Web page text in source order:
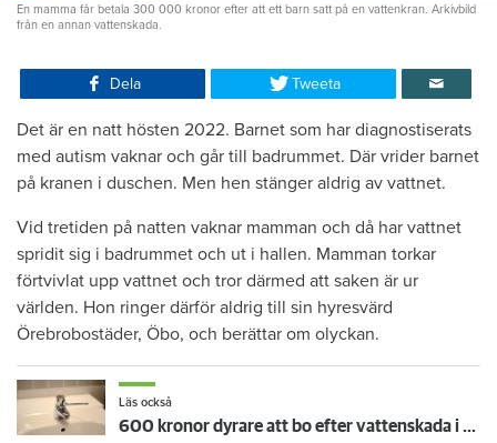
En mamma får betala 300 000 kronor efter att ett barn satt på en vattenkran. Arkivbild
från en annan vattenskada.
Dela Tweeta
Det är en natt hösten 2022. Barnet som har diagnostiserats
med autism vaknar och går till badrummet. Där vrider barnet
på kranen i duschen. Men hen stänger aldrig av vattnet.
Vid tretiden på natten vaknar mamman och då har vattnet
spridit sig i badrummet och ut i hallen. Mamman torkar
förtvivlat upp vattnet och tror därmed att saken är ur
världen. Hon ringer därför aldrig till sin hyresvärd
Örebrobostäder, Öbo, och berättar om olyckan.
Läs också
600 kronor dyrare att bo efter vattenskada i Varberg